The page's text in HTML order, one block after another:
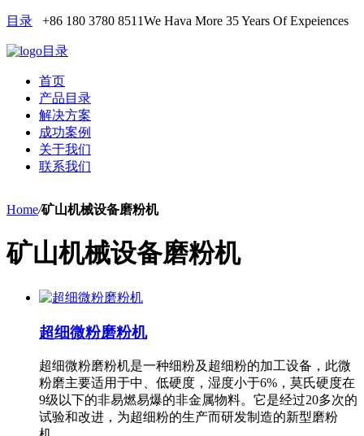
目录 +86 180 3780 8511We Hava More 35 Years Of Expeiences
目录
首页
产品目录
解决方案
成功案例
关于我们
联系我们
Home/矿山机械设备磨粉机
矿山机械设备磨粉机
超细微粉磨粉机
超细微粉磨粉机是一种细粉及超细粉的加工设备，此微
粉磨主要适用于中、低硬度，湿度小于6%，莫氏硬度在
9级以下的非易燃易爆的非金属物料。它是经过20多次的
试验和改进，为超细粉的生产而研发制造的新型磨粉